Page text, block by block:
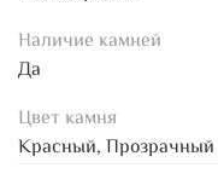
Наличие камней
Да
Цвет камня
Красный, Прозрачный